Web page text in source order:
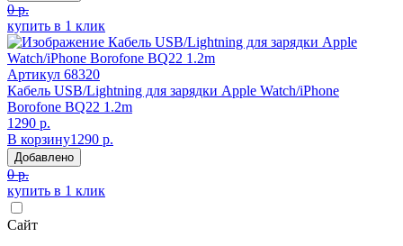
0 р.
купить в 1 клик
Артикул 68320
Кабель USB/Lightning для зарядки Apple Watch/iPhone
Borofone BQ22 1.2m
1290 р.
В корзину1290 р.
Добавлено
0 р.
купить в 1 клик
Сайт